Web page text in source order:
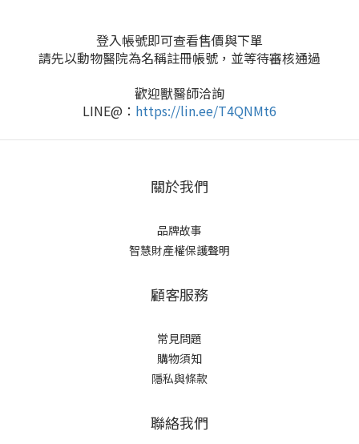
登入帳號即可查看售價與下單
請先以動物醫院為名稱註冊帳號，並等待審核通過
歡迎獸醫師洽詢
LINE@： https://lin.ee/T4QNMt6
關於我們
品牌故事
智慧財產權保護聲明
顧客服務
常見問題
購物須知
隱私與條款
聯絡我們